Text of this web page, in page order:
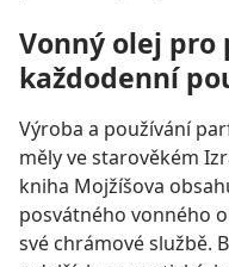
Vonný olej pro
každodenní
Výroba a používání
měly ve starověkém
kniha Mojžíšova
posvátného vonného
své chrámové službě.